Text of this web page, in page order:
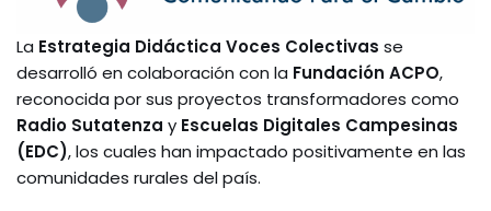
La Estrategia Didáctica Voces Colectivas se
desarrolló en colaboración con la Fundación ACPO,
reconocida por sus proyectos transformadores como
Radio Sutatenza y Escuelas Digitales Campesinas
(EDC), los cuales han impactado positivamente en las
comunidades rurales del país.